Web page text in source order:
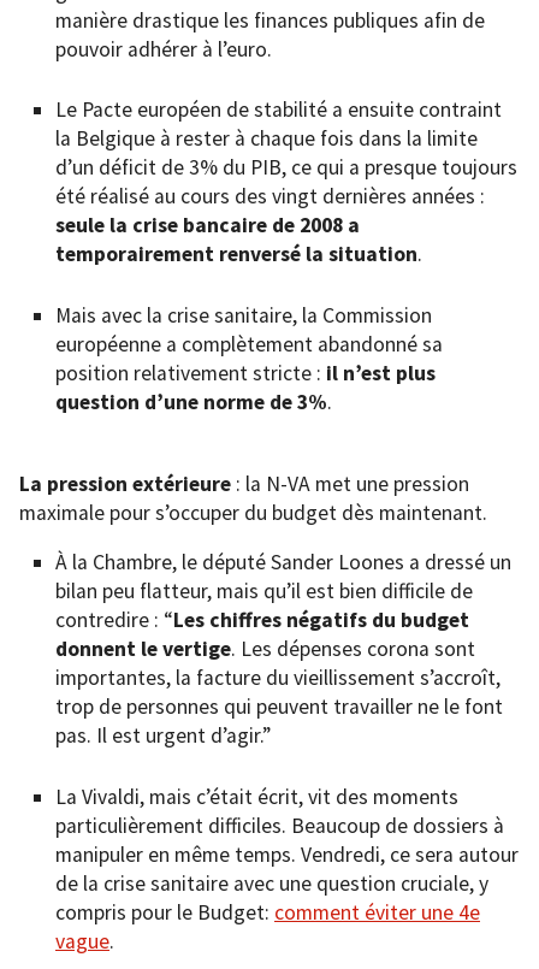
manière drastique les finances publiques afin de
pouvoir adhérer à l’euro.
Le Pacte européen de stabilité a ensuite contraint
la Belgique à rester à chaque fois dans la limite
d’un déficit de 3% du PIB, ce qui a presque toujours
été réalisé au cours des vingt dernières années :
seule la crise bancaire de 2008 a
temporairement renversé la situation.
Mais avec la crise sanitaire, la Commission
européenne a complètement abandonné sa
position relativement stricte : il n’est plus
question d’une norme de 3%.
La pression extérieure : la N-VA met une pression
maximale pour s’occuper du budget dès maintenant.
À la Chambre, le député Sander Loones a dressé un
bilan peu flatteur, mais qu’il est bien difficile de
contredire : “Les chiffres négatifs du budget
donnent le vertige. Les dépenses corona sont
importantes, la facture du vieillissement s’accroît,
trop de personnes qui peuvent travailler ne le font
pas. Il est urgent d’agir.”
La Vivaldi, mais c’était écrit, vit des moments
particulièrement difficiles. Beaucoup de dossiers à
manipuler en même temps. Vendredi, ce sera autour
de la crise sanitaire avec une question cruciale, y
compris pour le Budget: comment éviter une 4e
vague.